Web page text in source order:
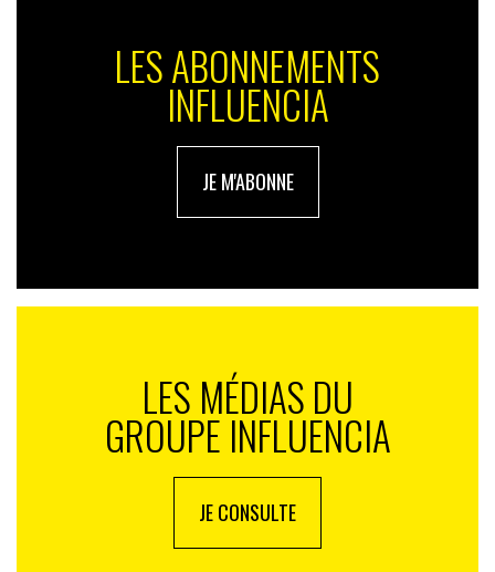
LES ABONNEMENTS
INFLUENCIA
JE M'ABONNE
LES MÉDIAS DU
GROUPE INFLUENCIA
JE CONSULTE